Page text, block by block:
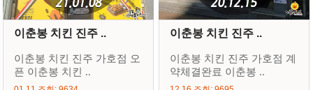
이춘봉 치킨 진주 ..
이춘봉 치킨 진주 가호점 오
픈 이춘봉 치킨 ..
이춘봉 치킨 진주 ..
이춘봉 치킨 진주 가호점 계
약체결완료 이춘봉 ..